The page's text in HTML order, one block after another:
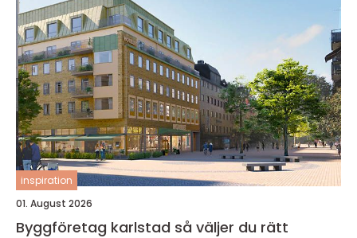
inspiration
01. August 2026
Byggföretag karlstad så väljer du rätt